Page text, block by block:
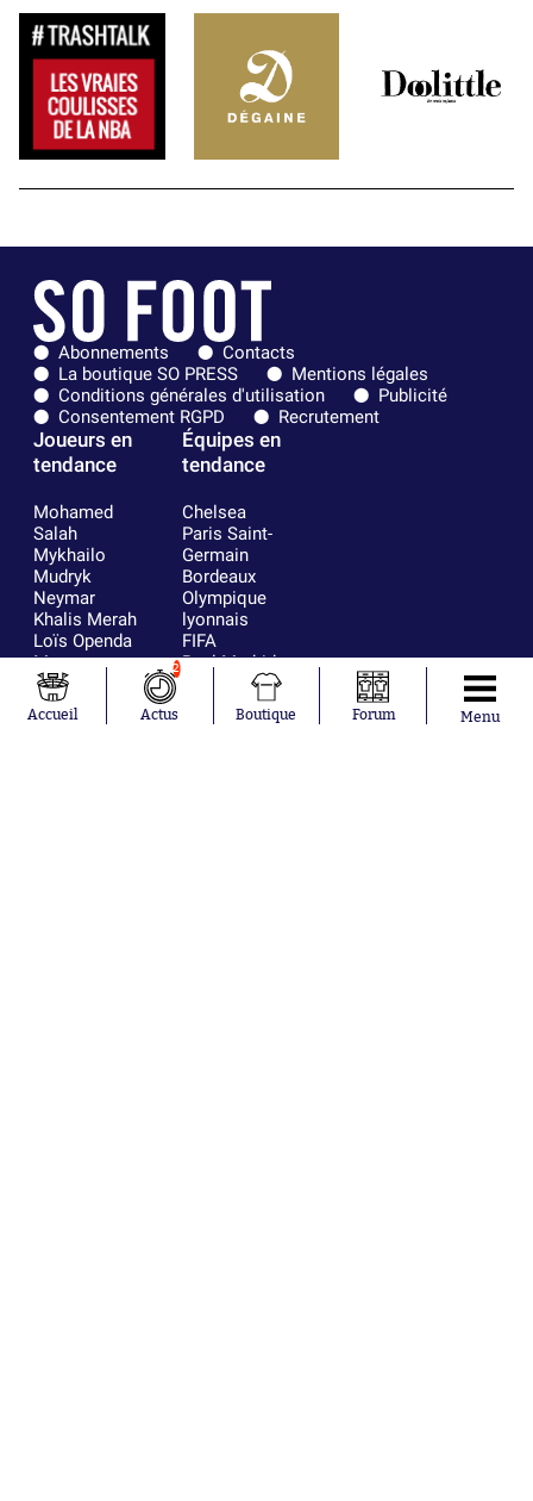
Abonnements
Contacts
La boutique SO PRESS
Mentions légales
Conditions générales d'utilisation
Publicité
Consentement RGPD
Recrutement
Joueurs en
tendance
Mohamed
Salah
Mykhailo
Mudryk
Neymar
Khalis Merah
Loïs Openda
Moussa
Niakhaté
Nicolás
Tagliafico
Équipes en
tendance
Chelsea
Paris Saint-
Germain
Bordeaux
Olympique
lyonnais
FIFA
Real Madrid
RC Strasbourg
AC Milan
France
Accueil
2
Actus Boutique Forum Menu